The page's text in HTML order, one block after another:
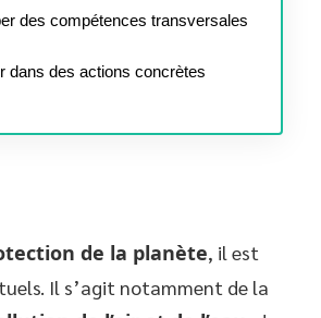
des compétences transversales
dans des actions concrètes
de la planète, il est
Il s’agit notamment de la